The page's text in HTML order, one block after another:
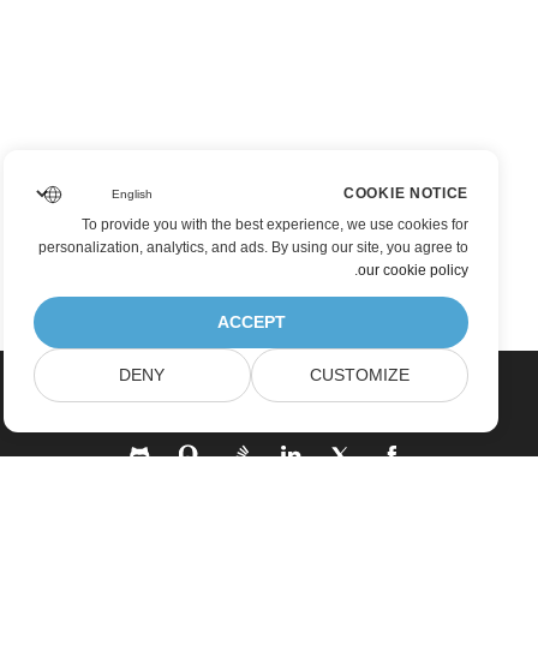
COOKIE NOTICE
To provide you with the best experience, we use cookies for
personalization, analytics, and ads. By using our site, you agree to
our cookie policy
.
ACCEPT
CUSTOMIZE
DENY